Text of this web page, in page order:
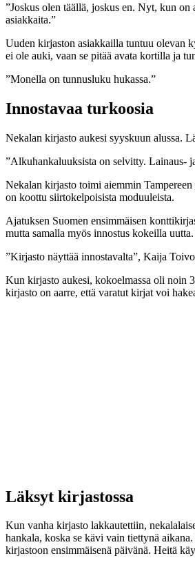
”Joskus olen täällä, joskus en. Nyt, kun
asiakkaita.”
Uuden kirjaston asiakkailla tuntuu olevan
ei ole auki, vaan se pitää avata kortilla ja
”Monella on tunnusluku hukassa.”
Innostavaa turkoosia
Nekalan kirjasto aukesi syyskuun alussa.
”Alkuhankaluuksista on selvitty. Lainaus-
Nekalan kirjasto toimi aiemmin
on koottu siirtokelpoisista moduuleista.
Ajatuksen Suomen ensimmäisen
mutta samalla myös innostus kokeilla
”Kirjasto näyttää innostavalta”, Kaija
Kun kirjasto aukesi, kokoelmassa oli noin
kirjasto on aarre, että varatut kirjat voi
Läksyt kirjastossa
Kun vanha kirjasto lakkautettiin,
hankala, koska se kävi vain tiettynä
kirjastoon ensimmäisenä päivänä. Heitä